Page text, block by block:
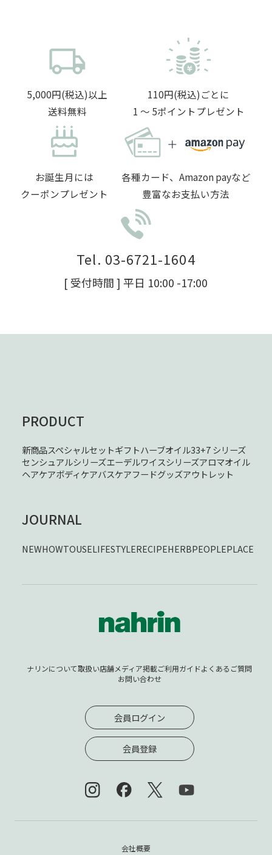
5,000円(税込)以上
送料無料
110円(税込)ごとに
1 〜 5ポイントプレゼント
お誕生月には
クーポンプレゼント
各種カード、Amazon payなど
豊富なお支払い方法
Tel. 03-6721-1604
[ 受付時間 ] 平日 10:00 -17:00
PRODUCT
新商品スペシャルセットギフトハーブオイル33+7 シリーズ
センシュアルシリーズエーデルワイスシリーズアロマオイル
ヘアケアボディケアバスケアフードグッズアウトレット
JOURNAL
NEWHOWTOUSELIFESTYLERECIPEHERBPEOPLEPLACE
ナリンについて取扱い店舗メディア掲載ご利用ガイドよくあるご質問
お問い合わせ
会員ログイン
会員登録
会社概要